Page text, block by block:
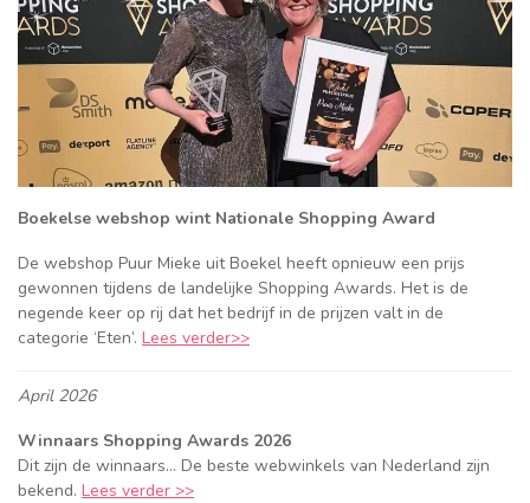
Boekelse webshop wint Nationale Shopping Award
De webshop Puur Mieke uit Boekel heeft opnieuw een prijs
gewonnen tijdens de landelijke Shopping Awards. Het is de
negende keer op rij dat het bedrijf in de prijzen valt in de
categorie ‘Eten’. Lees verder>>
April 2026
Winnaars Shopping Awards 2026
Dit zijn de winnaars… De beste webwinkels van Nederland zijn
bekend. Lees verder >>